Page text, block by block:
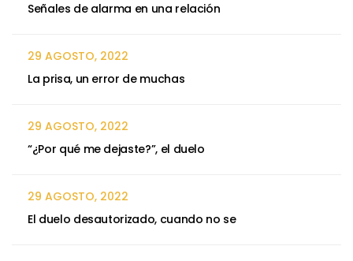
Señales de alarma en una relación
29 AGOSTO, 2022
La prisa, un error de muchas
29 AGOSTO, 2022
“¿Por qué me dejaste?”, el duelo
29 AGOSTO, 2022
El duelo desautorizado, cuando no se